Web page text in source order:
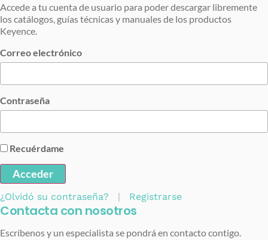
Accede a tu cuenta de usuario para poder descargar libremente
los catálogos, guías técnicas y manuales de los productos
Keyence.
Correo electrónico
Contraseña
Recuérdame
Acceder
¿Olvidó su contraseña? | Registrarse
Contacta con nosotros
Escríbenos y un especialista se pondrá en contacto contigo.